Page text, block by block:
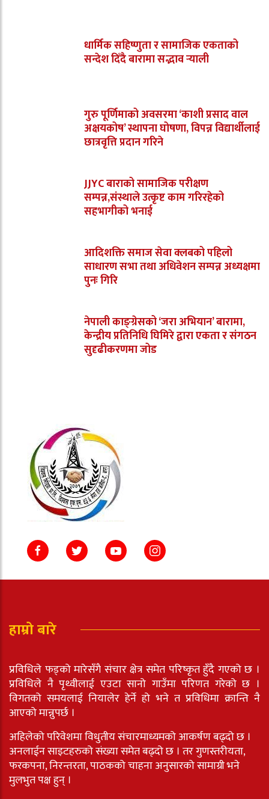
धार्मिक सहिष्णुता र सामाजिक एकताको
सन्देश दिँदै बारामा सद्भाव र्‍याली
गुरु पूर्णिमाको अवसरमा ‘काशी प्रसाद वाल
अक्षयकोष’ स्थापना घोषणा, विपन्न विद्यार्थीलाई
छात्रवृत्ति प्रदान गरिने
JJYC बाराको सामाजिक परीक्षण
सम्पन्न,संस्थाले उत्कृष्ट काम गरिरहेको
सहभागीको भनाई
आदिशक्ति समाज सेवा क्लबको पहिलो
साधारण सभा तथा अधिवेशन सम्पन्न अध्यक्षमा
पुनः गिरि
नेपाली काङ्ग्रेसको ‘जरा अभियान’ बारामा,
केन्द्रीय प्रतिनिधि घिमिरे द्वारा एकता र संगठन
सुदृढीकरणमा जोड
हाम्रो बारे
प्रविधिले फड्को मारेसँगै संचार क्षेत्र समेत परिष्कृत हुँदै गएको छ ।
प्रविधिले नै पृथ्वीलाई एउटा सानो गाउँमा परिणत गरेको छ ।
विगतको समयलाई नियालेर हेर्ने हो भने त प्रविधिमा क्रान्ति नै
आएको मान्नुपर्छ ।
अहिलेको परिवेशमा विधुतीय संचारमाध्यमको आकर्षण बढ्दो छ ।
अनलाईन साइटहरुको संख्या समेत बढ्दो छ । तर गुणस्तरीयता,
फरकपना, निरन्तरता, पाठकको चाहना अनुसारको सामाग्री भने
मुलभुत पक्ष हुन् ।